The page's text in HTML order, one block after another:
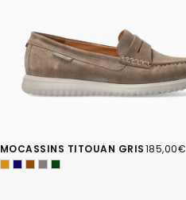
MOCASSINS TITOUAN GRIS185,00€
PRIX
185,00€